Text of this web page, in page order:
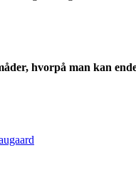
hvorpå man kan